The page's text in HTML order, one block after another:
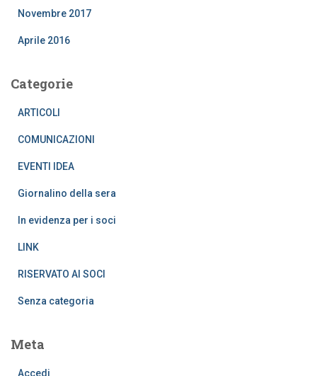
Novembre 2017
Aprile 2016
Categorie
ARTICOLI
COMUNICAZIONI
EVENTI IDEA
Giornalino della sera
In evidenza per i soci
LINK
RISERVATO AI SOCI
Senza categoria
Meta
Accedi